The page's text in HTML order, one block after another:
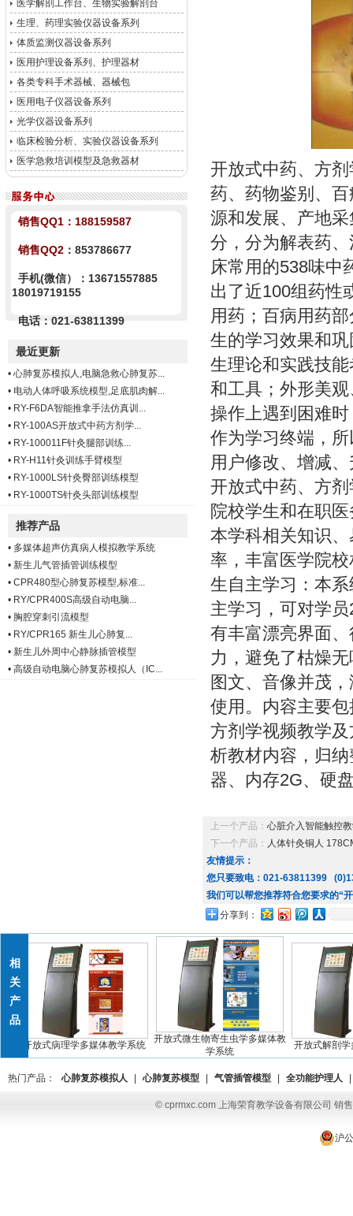
医学解剖工作台、生物实验解剖台
生理、药理实验仪器设备系列
体质监测仪器设备系列
医用护理设备系列、护理器材
各类专科手术器械、器械包
医用电子仪器设备系列
光学仪器设备系列
临床检验分析、实验仪器设备系列
医学急救培训模型及急救器材
销售QQ1： 188159587
销售QQ2 ：853786677
手机(微信）：13671557885
18019719155
电话：021-63811399
最近更新
• 心肺复苏模拟人,电脑急救心肺复苏...
• 电动人体呼吸系统模型,足底肌肉解...
• RY-F6DA智能推拿手法仿真训...
• RY-100AS开放式中药方剂学...
• RY-100011F针灸腿部训练...
• RY-H11针灸训练手臂模型
• RY-1000LS针灸臀部训练模型
• RY-1000TS针灸头部训练模型
推荐产品
• 多媒体超声仿真病人模拟教学系统
• 新生儿气管插管训练模型
• CPR480型心肺复苏模型,标准...
• RY/CPR400S高级自动电脑...
• 胸腔穿刺引流模型
• RY/CPR165 新生儿心肺复...
• 新生儿外周中心静脉插管模型
• 高级自动电脑心肺复苏模拟人（IC...
开放式中药、方
药、药物鉴别、
源和发展、产地
分，分为解表药
床常用的538味中
出了近100组药性
用药；百病用药
生的学习效果和
生理论和实践技
和工具；外形美
操作上遇到困难
作为学习终端，
用户修改、增减
开放式中药、方
院校学生和在职
本学科相关知识
率，丰富医学院
生自主学习：本
主学习，可对学
有丰富漂亮界面
力，避免了枯燥
图文、音像并茂
使用。内容主要
方剂学视频教学
析教材内容，归
器、内存2G、硬
上一个产品： 心脏介入智能触控
下一个产品： 人体针灸铜人
友情提示：
您只要致电：021-63811399
我们可以帮您推荐符合您要求的“
分享到：
相
关
产
品
开放式病理学多媒体教学系统
开放式微生物寄生虫学多媒体教
学系统
开放式解剖学多
热门产品： 心肺复苏模拟人 心肺复苏模型 气管插管模型 全功能护理人
© cprmxc.com 上海荣育教学设备有限公司 销
沪